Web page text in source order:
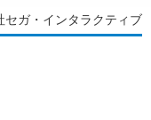
セガ・インタラクティブ